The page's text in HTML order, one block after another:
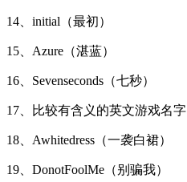
14、initial（最初）
15、Azure（湛蓝）
16、Sevenseconds（七秒）
17、比较有含义的英文游戏名字
18、Awhitedress（一袭白裙）
19、DonotFoolMe（别骗我）